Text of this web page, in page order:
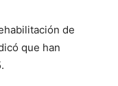
de
que han